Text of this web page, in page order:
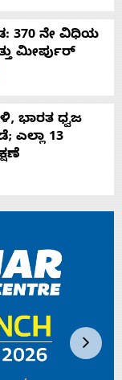
370 ನೇ ವಿಧಿಯ
ಮೀರ್ಪುರ್
ಭಾರತ ಧ್ವಜ
ಎಲ್ಲಾ 13